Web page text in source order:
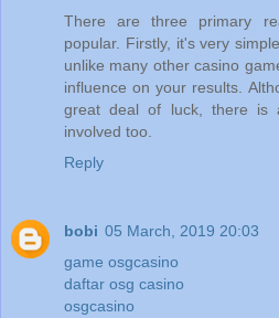
There are three primary
popular. Firstly, it's very
unlike many other casino
influence on your results.
great deal of luck, there is
involved too.
Reply
bobi 05 March, 2019 20:03
game osgcasino
daftar osg casino
osgcasino